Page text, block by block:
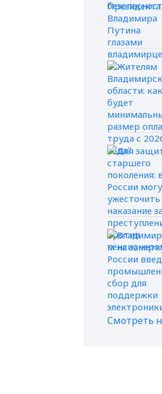
Смотреть